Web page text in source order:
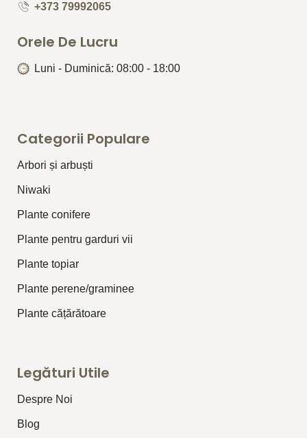
+373 79992065
Orele De Lucru
Luni - Duminică: 08:00 - 18:00
Categorii Populare
Arbori și arbuști
⁠Niwaki
Plante conifere
Plante pentru garduri vii
Plante topiar
Plante perene/graminee
Plante cățărătoare
Legături Utile
Despre Noi
Blog